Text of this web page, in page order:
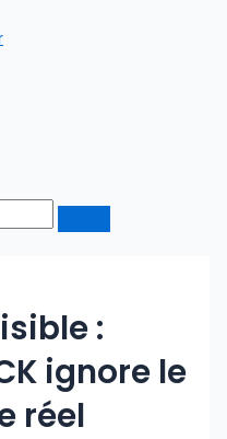
:
ignore le
réel